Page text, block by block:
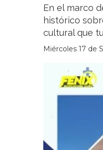
En el marco
histórico
cultural que
Miércoles 17 de